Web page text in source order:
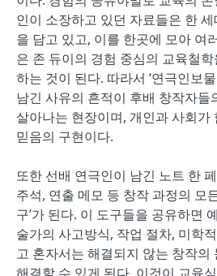
인이 소장하고 있던 자료들은 한
을 담고 있고, 이를 한곳에 모아 여
은 존 듀이의 경험 중심의 교육철
하는 것이 된다. 따라서 ‘연극인보
남긴 사유의 흔적이 후배 창작자들
살아나는 현장이며, 개인과 사회가
믿음의 구현이다.
또한 선배 연극인이 남긴 노트 한
주석, 연출 메모 등 창작 과정의 모
구’가 된다. 이 도구들을 공유하면
술가의 사고방식, 작업 절차, 미학
고 혼자서는 해결되지 않는 창작의